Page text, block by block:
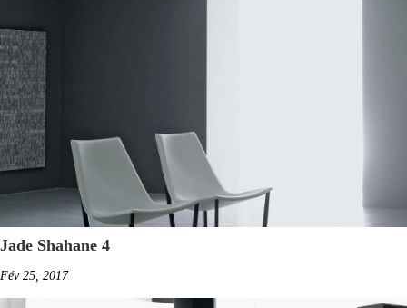
Jade Shahane 4
Fév 25, 2017